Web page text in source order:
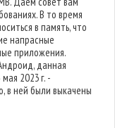
В то время
в память, что
напрасные
приложения.
данная
2023 г. -
в ней были выкачены